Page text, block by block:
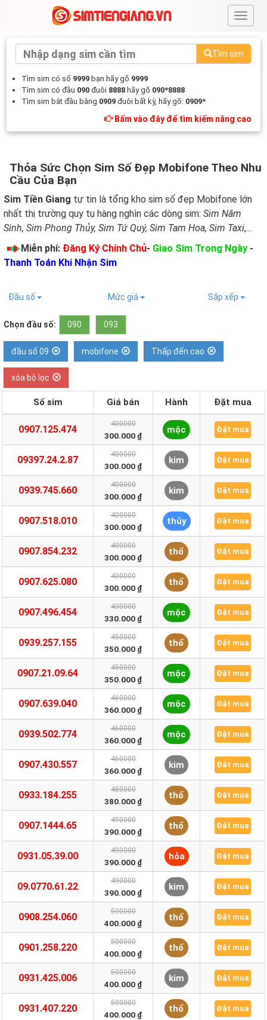
#
Tìm sim
Tìm sim có số 9999 bạn hãy gõ 9999
Tìm sim có đầu 090 đuôi 8888 hãy gõ 090*8888
Tìm sim bắt đầu bằng 0909 đuôi bất kỳ, hãy gõ: 0909*
Bấm vào đây để tìm kiếm nâng cao
Thỏa Sức Chọn Sim Số Đẹp Mobifone Theo Nhu
Cầu Của Bạn
Sim Tiền Giang tự tin là tổng kho sim số đẹp Mobifone lớn
nhất thị trường quy tụ hàng nghìn các dòng sim: Sim Năm
Sinh, Sim Phong Thủy, Sim Tứ Quý, Sim Tam Hoa, Sim Taxi,...
Miễn phí: Đăng Ký Chính Chủ- Giao Sim Trong Ngày -
Thanh Toán Khi Nhận Sim
Đầu số Mức giá Sắp xếp
Chọn đầu số: 090 093
đầu số 09 mobifone Thấp đến cao
xóa bộ lọc
Số sim Giá bán Hành Đặt mua
0907.125.474 400000
300.000 ₫
mộc Đặt mua
09397.24.2.87 400000
300.000 ₫
kim Đặt mua
0939.745.660 400000
300.000 ₫
kim Đặt mua
0907.518.010 400000
300.000 ₫
thủy Đặt mua
0907.854.232 400000
300.000 ₫
thổ Đặt mua
0907.625.080 400000
300.000 ₫
thổ Đặt mua
0907.496.454 430000
330.000 ₫
mộc Đặt mua
0939.257.155 450000
350.000 ₫
thổ Đặt mua
0907.21.09.64 450000
350.000 ₫
mộc Đặt mua
0907.639.040 460000
360.000 ₫
mộc Đặt mua
0939.502.774 460000
360.000 ₫
mộc Đặt mua
0907.430.557 460000
360.000 ₫
kim Đặt mua
0933.184.255 480000
380.000 ₫
thổ Đặt mua
0907.1444.65 490000
390.000 ₫
thổ Đặt mua
0931.05.39.00 490000
390.000 ₫
hỏa Đặt mua
09.0770.61.22 490000
390.000 ₫
kim Đặt mua
0908.254.060 500000
400.000 ₫
thổ Đặt mua
0901.258.220 500000
400.000 ₫
thổ Đặt mua
0931.425.006 500000
400.000 ₫
kim Đặt mua
0931.407.220 500000
400.000 ₫
thổ Đặt mua